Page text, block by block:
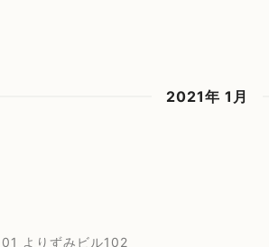
2021年 1月
りずみビル102